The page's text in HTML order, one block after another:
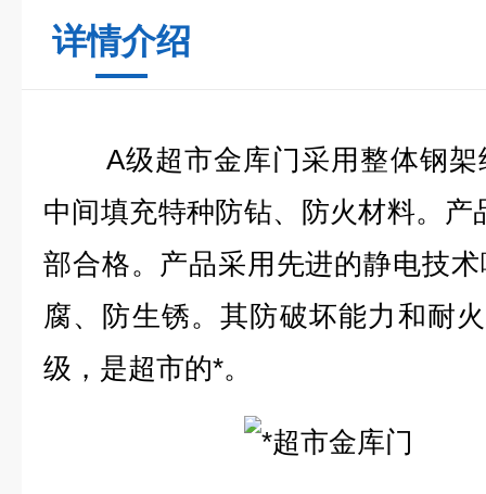
详情介绍
A级超市金库门采用整体钢
中间填充特种防钻、防火材料。
部合格。产品采用先进的静电技
腐、防生锈。其防破坏能力和耐
级，是超市的*。